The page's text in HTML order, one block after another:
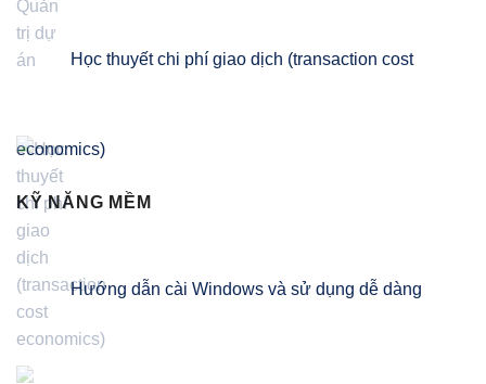
Học thuyết chi phí giao dịch (transaction cost
economics)
KỸ NĂNG MỀM
Hướng dẫn cài Windows và sử dụng dễ dàng